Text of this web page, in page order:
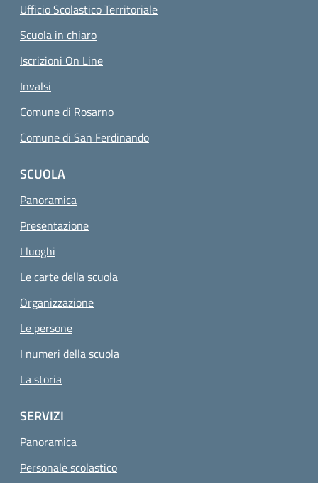
Ufficio Scolastico Territoriale
Scuola in chiaro
Iscrizioni On Line
Invalsi
Comune di Rosarno
Comune di San Ferdinando
SCUOLA
Panoramica
Presentazione
I luoghi
Le carte della scuola
Organizzazione
Le persone
I numeri della scuola
La storia
SERVIZI
Panoramica
Personale scolastico